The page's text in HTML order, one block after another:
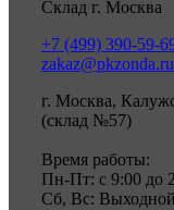
Склад г. Москва
+7 (499) 390-59-
zakaz@pkzonda.ru
г. Москва,
(склад №57)
Время работы:
Пн-Пт: с 9:00 до
Сб, Вс: Выходной